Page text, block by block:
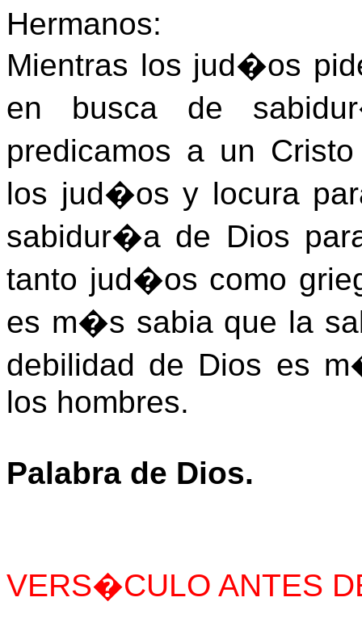
Hermanos:
Mientras los jud�os
en busca de
predicamos a un
los jud�os y locura
sabidur�a de Dios
tanto jud�os como
es m�s sabia que la
debilidad de Dios es
los hombres.
Palabra de Dios.
VERS�CULO ANTES